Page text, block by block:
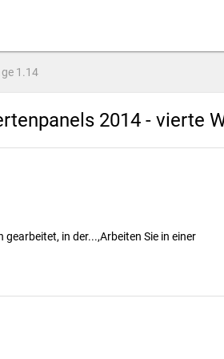
1.14
2014 - vierte
in der...,Arbeiten Sie in einer